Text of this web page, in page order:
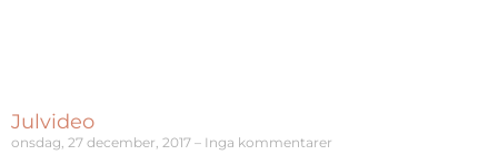
Julvideo
onsdag, 27 december, 2017 Inga kommentarer